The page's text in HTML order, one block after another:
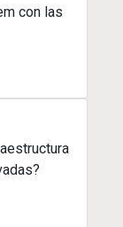
con las